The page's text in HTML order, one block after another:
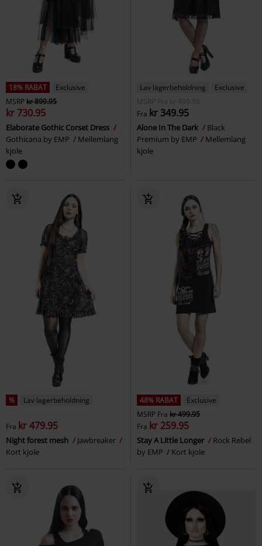
18% RABAT
Exclusive
MSRPkr 899.95
kr 730.95
Elaborate Gothic Corset Dress
Gothicana by EMP
Mellemlang
kjole
Lav lagerbeholdning
Exclusive
MSRP
Fra kr 499.95
Fra kr 349.95
Alone In The Dark
Black
Premium by EMP
Mellemlang
kjole
% Lav lagerbeholdning
Fra kr 479.95
Night forest mesh
Jawbreaker
Kort kjole
48% RABAT
Exclusive
MSRP Fra kr 499.95
Fra kr 259.95
Stay A Little Longer
Rock Rebel
by EMP
Kort kjole